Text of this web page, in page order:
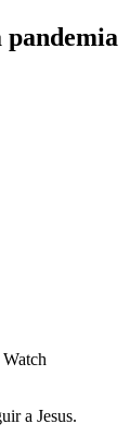
pandemia
a Jesus.